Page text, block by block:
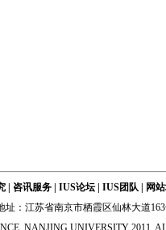
咨讯服务 IUS论坛 IUS团队
网
址：江苏省南京市栖霞区仙林大道
NANJING UNIVERSITY 2011.